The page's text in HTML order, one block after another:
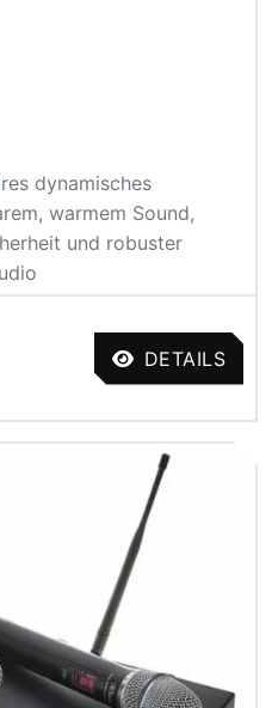
dynamisches
warmem Sound,
und robuster
DETAILS